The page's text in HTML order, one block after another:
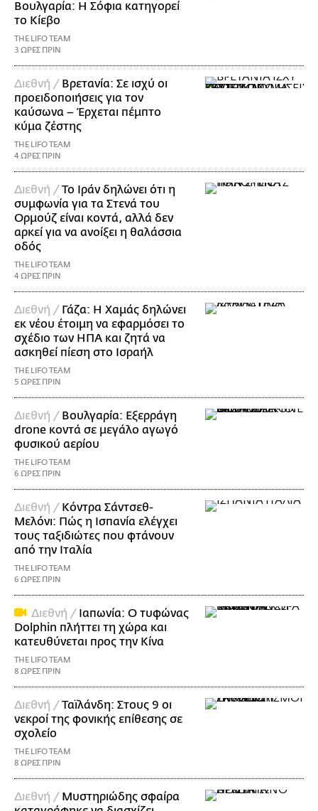
Βουλγαρία: Η Σόφια κατηγορεί
το Κίεβο
THE LIFO TEAM
3 ΩΡΕΣ ΠΡΙΝ
Διεθνή / Βρετανία: Σε ισχύ οι
προειδοποιήσεις για τον
καύσωνα – Έρχεται πέμπτο
κύμα ζέστης
THE LIFO TEAM
4 ΩΡΕΣ ΠΡΙΝ
Διεθνή /Το Ιράν δηλώνει ότι η
συμφωνία για τα Στενά του
Ορμούζ είναι κοντά, αλλά δεν
αρκεί για να ανοίξει η θαλάσσια
οδός
THE LIFO TEAM
4 ΩΡΕΣ ΠΡΙΝ
Διεθνή / Γάζα: Η Χαμάς δηλώνει
εκ νέου έτοιμη να εφαρμόσει το
σχέδιο των ΗΠΑ και ζητά να
ασκηθεί πίεση στο Ισραήλ
THE LIFO TEAM
5 ΩΡΕΣ ΠΡΙΝ
Διεθνή / Βουλγαρία: Εξερράγη
drone κοντά σε μεγάλο αγωγό
φυσικού αερίου
THE LIFO TEAM
6 ΩΡΕΣ ΠΡΙΝ
Διεθνή / Κόντρα Σάντσεθ-
Μελόνι: Πώς η Ισπανία ελέγχει
τους ταξιδιώτες που φτάνουν
από την Ιταλία
THE LIFO TEAM
6 ΩΡΕΣ ΠΡΙΝ
Διεθνή / Ιαπωνία: Ο τυφώνας
Dolphin πλήττει τη χώρα και
κατευθύνεται προς την Κίνα
THE LIFO TEAM
8 ΩΡΕΣ ΠΡΙΝ
Διεθνή /Ταϊλάνδη: Στους 9 οι
νεκροί της φονικής επίθεσης σε
σχολείο
THE LIFO TEAM
8 ΩΡΕΣ ΠΡΙΝ
Διεθνή / Μυστηριώδης σφαίρα